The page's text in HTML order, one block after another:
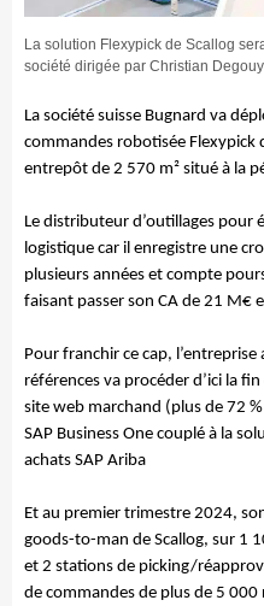
La solution Flexypick de Scallog
société dirigée par Christian
La société suisse Bugnard va
commandes robotisée Flexypick
entrepôt de 2 570 m² situé à la
Le distributeur d’outillages pour
logistique car il enregistre une
plusieurs années et compte
faisant passer son CA de 21 M€
Pour franchir ce cap,
références va procéder d’ici la
site web marchand (plus de 72 %
SAP Business One couplé à la
achats SAP Ariba
Et au premier trimestre 2024,
goods-to-man de Scallog, sur 1
et 2 stations de picking/
de commandes de plus de 5